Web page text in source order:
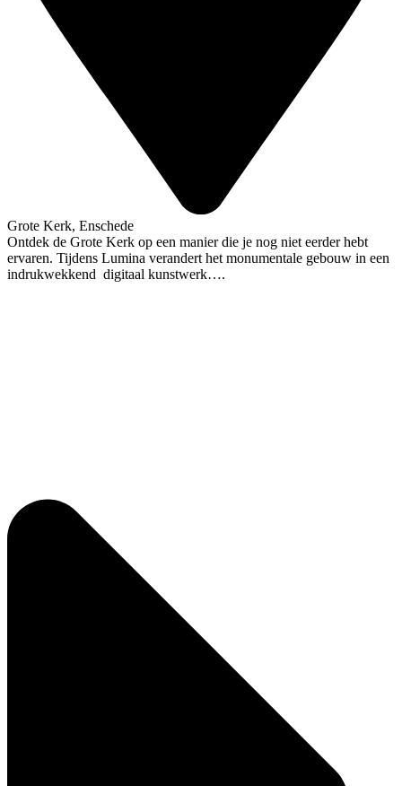
Grote Kerk, Enschede
Ontdek de Grote Kerk op een manier die je nog niet eerder hebt
ervaren. Tijdens Lumina verandert het monumentale gebouw in een
indrukwekkend digitaal kunstwerk….